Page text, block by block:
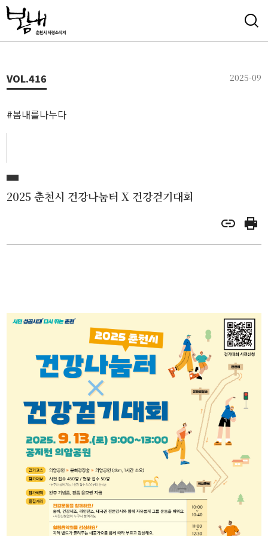
VOL.416 2025-09
#봄내를나누다
2025 춘천시 건강나눔터 X 건강걷기대회